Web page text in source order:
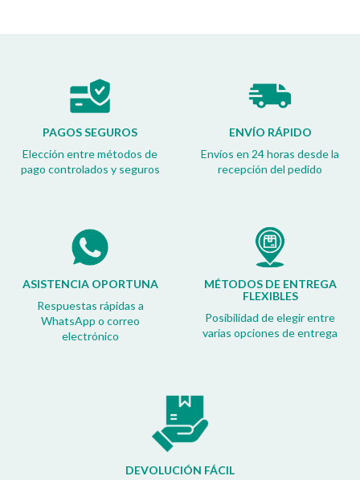
PAGOS SEGUROS
Elección entre métodos de
pago controlados y seguros
ENVÍO RÁPIDO
Envíos en 24 horas desde la
recepción del pedido
ASISTENCIA OPORTUNA
Respuestas rápidas a
WhatsApp o correo
electrónico
MÉTODOS DE ENTREGA
FLEXIBLES
Posibilidad de elegir entre
varias opciones de entrega
DEVOLUCIÓN FÁCIL